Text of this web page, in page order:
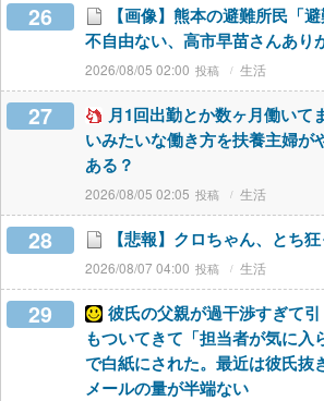
26
【画像】熊本の避難所民「
不自由ない、高市早苗さんあり
2026/08/05 02:00 生活
27
月1回出勤とか数ヶ月働いて
いみたいな働き方を扶養主婦が
ある？
2026/08/05 02:05 生活
28 【悲報】クロちゃん、とち
2026/08/07 04:00 生活
29
彼氏の父親が過干渉すぎて
もついてきて「担当者が気に入
で白紙にされた。最近は彼氏抜
メールの量が半端ない